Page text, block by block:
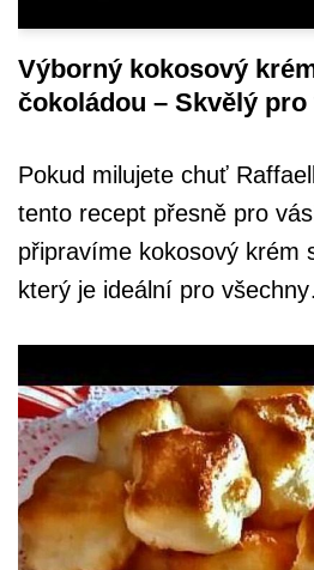
Výborný kokosový
čokoládou – Skvělý pro
Pokud milujete chuť
tento recept přesně pro
připravíme kokosový krém
který je ideální pro